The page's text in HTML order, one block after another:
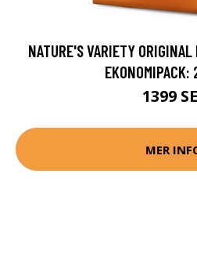
NATURE'S VARIETY
EKONOMIPACK:
1399
MER